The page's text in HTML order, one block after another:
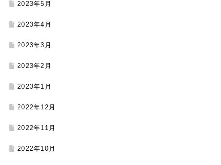
2023年5月
2023年4月
2023年3月
2023年2月
2023年1月
2022年12月
2022年11月
2022年10月